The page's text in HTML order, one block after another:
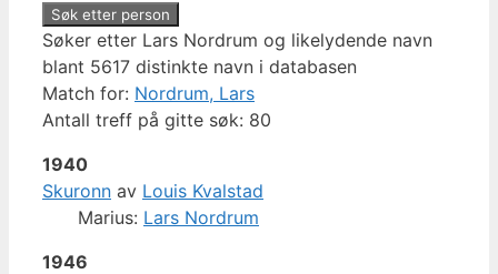
Søker etter Lars Nordrum og likelydende navn
blant 5617 distinkte navn i databasen
Match for: Nordrum, Lars
Antall treff på gitte søk: 80
1940
Skuronn av Louis Kvalstad
Marius: Lars Nordrum
1946